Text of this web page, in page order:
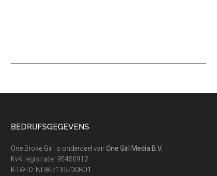
Footer
BEDRIJFSGEGEVENS
One Broke Girl is onderdeel vanOne Girl Media B.V.
KvK registratie: 95450912
BTW ID: NL867135700B01